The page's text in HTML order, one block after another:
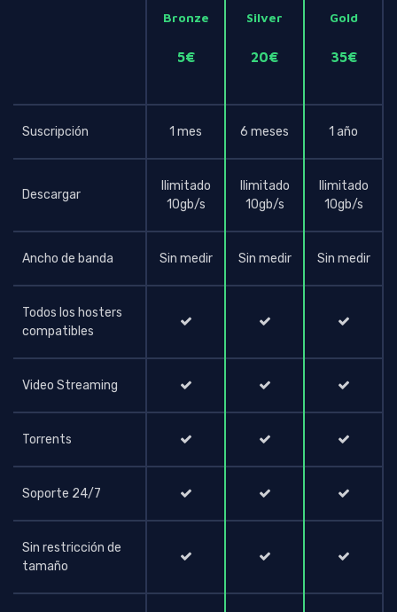
Bronze
5€
Silver
20€
Gold
35€
Suscripción 1 mes 6 meses 1 año
Descargar
Ilimitado
10gb/s
Ilimitado
10gb/s
Ilimitado
10gb/s
Ancho de banda Sin medir Sin medir Sin medir
Todos los hosters
compatibles
Video Streaming
Torrents
Soporte 24/7
Sin restricción de
tamaño